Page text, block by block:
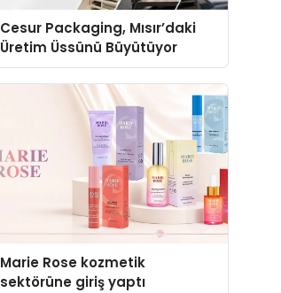
Cesur Packaging, Mısır’daki
Üretim Üssünü Büyütüyor
Marie Rose kozmetik
sektörüne giriş yaptı